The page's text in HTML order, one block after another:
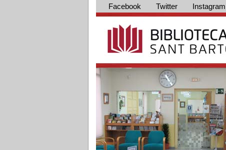
Facebook Twitter Instagram